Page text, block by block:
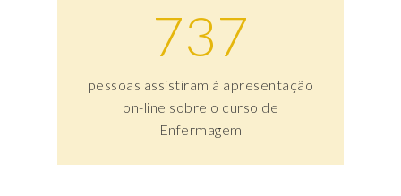
737
pessoas assistiram à apresentação
on-line sobre o curso de
Enfermagem